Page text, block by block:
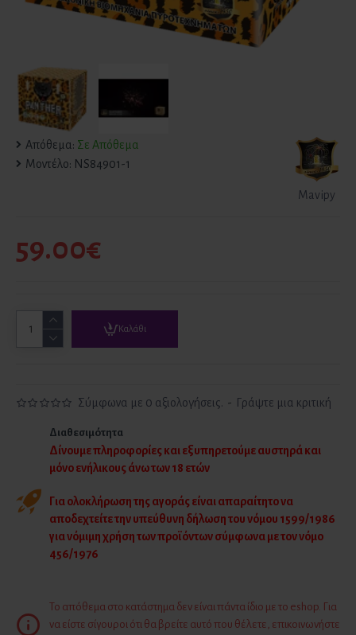
Απόθεμα: Σε Απόθεμα
Μοντέλο: NS84901-1
Mavipy
Σύμφωνα με 0 αξιολογήσεις. - Γράψτε μια κριτική
59.00€
Καλάθι
Διαθεσιμότητα
Δίνουμε πληροφορίες και εξυπηρετούμε αυστηρά και
μόνο ενήλικους άνω των 18 ετών
Για ολοκλήρωση της αγοράς είναι απαραίτητο να
αποδεχτείτε την υπεύθυνη δήλωση του νόμου 1599/1986
για νόμιμη χρήση των προϊόντων σύμφωνα με τον νόμο
456/1976
Το απόθεμα στο κατάστημα δεν είναι πάντα ίδιο με το eshop. Για
να είστε σίγουροι ότι θα βρείτε αυτό που θέλετε, επικοινωνήστε